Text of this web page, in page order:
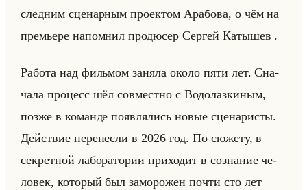
след­ним сце­нар­ным про­ек­том Ара­бо­ва, о чём на
пре­мье­ре на­пом­нил про­дю­сер Сер­гей Ка­ты­шев .
Ра­бо­та над фильмом за­ня­ла около пяти лет. Сна­
ча­ла про­цесс шёл сов­мест­но с Во­до­лаз­ки­ным,
позже в ко­ман­де по­яв­ля­лись новые сце­на­ри­сты.
Действие пе­ре­нес­ли в 2026 год. По сю­же­ту, в
сек­рет­ной ла­бо­ра­то­рии при­хо­дит в со­зна­ние че­
ло­век, ко­то­рый был за­мо­ро­жен почти сто лет